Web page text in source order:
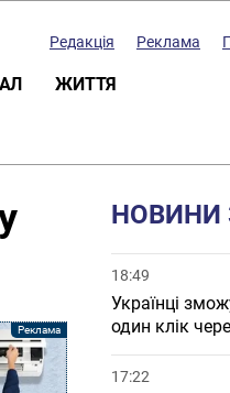
Редакція Реклама
ЖИТТЯ
НОВИНИ
18:49
Українці
один клік
17:22